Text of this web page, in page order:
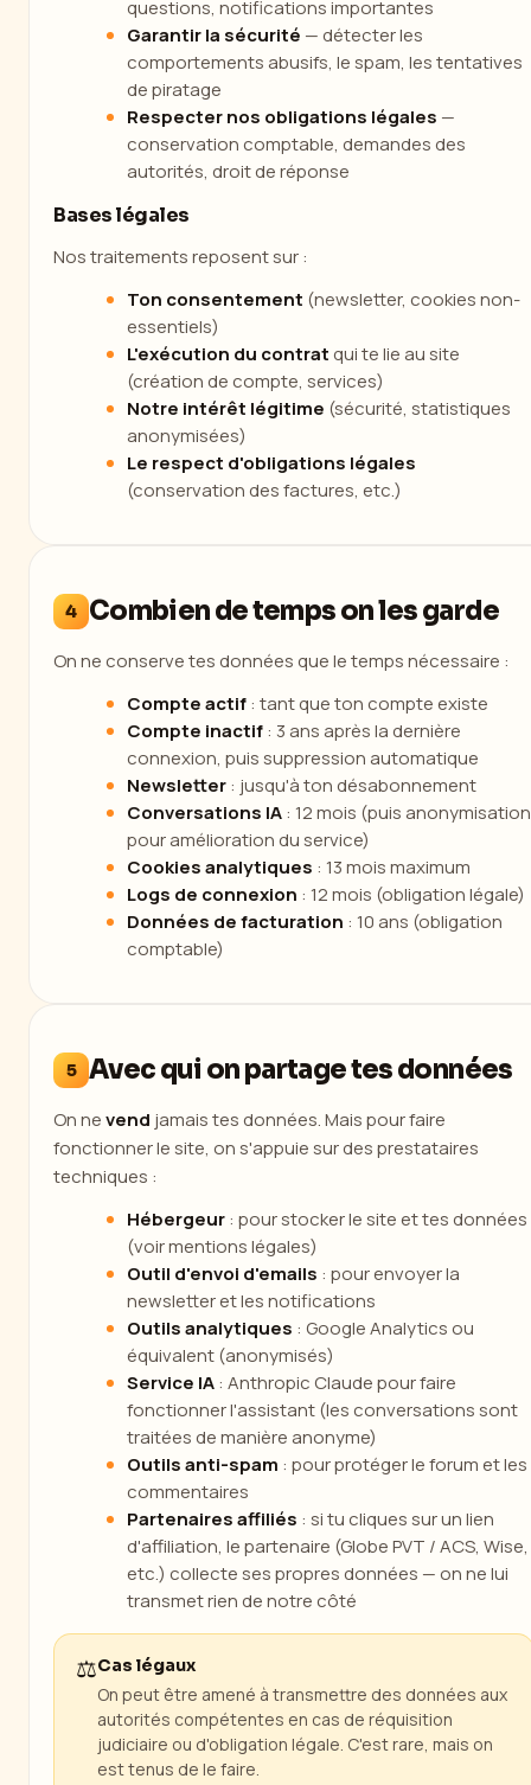
questions, notifications importantes
Garantir la sécurité — détecter les
comportements abusifs, le spam, les tentatives
de piratage
Respecter nos obligations légales —
conservation comptable, demandes des
autorités, droit de réponse
Bases légales
Nos traitements reposent sur :
Ton consentement (newsletter, cookies non-
essentiels)
L'exécution du contrat qui te lie au site
(création de compte, services)
Notre intérêt légitime (sécurité, statistiques
anonymisées)
Le respect d'obligations légales
(conservation des factures, etc.)
4 Combien de temps on les garde
On ne conserve tes données que le temps nécessaire :
Compte actif: tant que ton compte existe
Compte inactif: 3 ans après la dernière
connexion, puis suppression automatique
Newsletter: jusqu'à ton désabonnement
Conversations IA: 12 mois (puis anonymisation
pour amélioration du service)
Cookies analytiques : 13 mois maximum
Logs de connexion : 12 mois (obligation légale)
Données de facturation : 10 ans (obligation
comptable)
5 Avec qui on partage tes données
On nevend jamais tes données. Mais pour faire
fonctionner le site, on s'appuie sur des prestataires
techniques :
Hébergeur: pour stocker le site et tes données
(voir mentions légales)
Outil d'envoi d'emails : pour envoyer la
newsletter et les notifications
Outils analytiques : Google Analytics ou
équivalent (anonymisés)
Service IA: Anthropic Claude pour faire
fonctionner l'assistant (les conversations sont
traitées de manière anonyme)
Outils anti-spam : pour protéger le forum et les
commentaires
Partenaires affiliés : si tu cliques sur un lien
d'affiliation, le partenaire (Globe PVT / ACS, Wise,
etc.) collecte ses propres données — on ne lui
transmet rien de notre côté
⚖️Cas légaux
On peut être amené à transmettre des données aux
autorités compétentes en cas de réquisition
judiciaire ou d'obligation légale. C'est rare, mais on
est tenus de le faire.